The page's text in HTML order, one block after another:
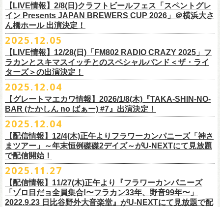
うつみようこ(Vo)
鈴木圭介(Vo)
ミスター小西(Vo)
奥野真哉(Key)
中森泰弘(G)
竹安堅一(G)
グレートマエカワ(B)
クハラカズユキ(Dr)
チケット料金：前売¥5,500(税込/ドリンク代別途要/整理番号付)
チケット発売日：2/11(水・祝)
問い合わせ：TOP BEAT CLUB
ー鹿児島アーティスト
人性補欠 / Tonto / その日暮らし / 花想い / Noisy Laf / 椿井紗代 / Wiθ /
Poly lism / DJ Msize /ともそだちBAND / +オーディショングランプリ
ーー
■チケット先行発売
・イープラス 12/29 12:00~
・WALK INN STUDIO！099-296-9888
・CAPARVOプレガイド 099-227-0337
その他詳細：オフィシャルホームページ
http://ongaku-heiya.com/walkinnfes/
オフィシャルSNS
・X：@WalkInnFes
・Instagram：walkinnfes
出演：Hump Back/四星球/フラワーカンパニーズ … and more!!
チケット料金：¥5,0OO(1F立ち見)¥6,0OO 1Drink別(2F指定席)
※1Drink別
※入場制限:4歳以上チケット必要
※チケット整理番号付き
＊チケット最速先行受付：2026年12月22日(月)20:00〜
https://eplus.jp/pon-walkthisway/
会場：岩手県二戸市九戸城跡https://www.city.ninohe.lg.jp/info/335
その他詳細：SaToMansion 公式サイト：https://satomansion.com/
日時：2026年4月11日(土) 16:30 OPEN / 17:00 START
会場：島根・出雲アポロ
出演：フラワーカンパニーズ、ザ50回転ズ
チケット料金：前売り 5,000円(ドリンク代別途)
※整理番号あり
※小学生以上有料、未就学児童入場不可
チケット発売：2026年1月31日(土)午前10時～
・イープラス https://eplus.jp/sf/
・出雲アポロ店頭
日時：2026年4月12日(日) 15:30 OPEN / 16:00 START
会場：徳島GRINDHOUSE
出演：フラワーカンパニーズ、ザ50回転ズ
チケット料金：前売り 5,000円(ドリンク代別途)
※整理番号あり
※小学生以上有料、未就学児童入場不可
チケット発売：2026年1月31日(土)午前10時～
イープラスhttps://eplus.jp/sf/detail/4450640001-P0030001
会場：奈良NEVER LAND
出演：フラワーカンパニーズ/SCOOBIE DO
チケット料金：前売り¥5.200(税込/D別/整理番号付)
一般チケット発売日：2026年3月8日(日)
問い合わせ：奈良NEVER LAND
日時：5月31日(日) 開場 15:30 / 開演 16:00
会場：岐阜柳ヶ瀬ANTS
出演フラワーカンパニーズ/SCOOBIE DO
チケット料金：前売り¥5.200(税込/D別/整理番号付)
一般チケット発売日：2026年3月8日(日)
問い合わせ：柳ヶ瀬アンツ
竹原ピストルさん（バンド編成）との対バンライブが決定！
◎竹原ピストル“ 竹原ピストルとフラワーカンパニーズのツーマンライブ”
日時：2026年2月18日（水）OPEN 18:15/START 19:00
会場：渋谷duo MUSIC EXCHANGE
出演： 竹原ピストル、フラワーカンパニーズ
竹原ピストルBand Member：
G・外園一馬
B・佐藤慎之介
Dr・伊藤哲平
Key・斎藤渉
チケット料金：スタンディング¥6,600（整理番号付き、税込、ドリンク
別）
一般発売日：未定
問合せ：SOGO TOKYO ☏03-3405-9999 (月-土 12:00～13:00 / 16:00～
19:00 ※日曜・祝日を除く)
2026年2月 「初恋の嵐 西山達郎生誕祭～初恋の嵐 カモンアゲイン!2026
～」開催ゲストボーカルとして、
鈴木圭介に出演が決定！
◎「初恋の嵐 西山達郎生誕祭～初恋の嵐 カモンアゲイン!2026～」
日時：2026年2月11日（祝）17:00開場 / 17:30開演
会場：東京新代田FEVER
出演：初恋の嵐
【ゲストミュージシャン】
guitar : 木暮晋也（Hicksville）/玉川裕高 key : 高野勲
【ゲストボーカル】
鈴木圭介（フラワーカンパニーズ）
安部コウセイ（HINTO,スパルタローカルズ）
岩崎慧（セカイイチ）
チケット料金：6500円+D代
チケット発売日：12/20（土） 正午（12時）
チケット受付url：https://t.livepocket.jp/e/cimv1
TOYOTA RAV4「LOVE FOREVER」篇
＊TOYOTA「RAV4」オフィシャルサイト：https://toyota.jp/rav4/
【Peatix URL】
https://peatix.com/event/4740570
【入場順】1.イープラス 2.Peatix
【問】TOP BEAT CLUB 03-6913-5433 info@topbeatclub.com
【LIVE情報】2/8(日)クラフトビールフェス「スペントグレ
イン Presents JAPAN BREWERS CUP 2026」＠横浜大さ
ん橋ホール 出演決定！
2026年2月6日(金)～8日(日)に横浜大さん橋ホールで開催する日本最大の
クラフトビールフェス
CUP 2026】にフラワーカンパニーズの出演が決定！
フラカンの出演は2/8(日)のみとなります。
どうぞお楽しみに！
2025.12.05
【LIVE情報】12/28(日)「FM802 RADIO CRAZY 2025」フ
ラカンとスキマスイッチとのスペシャルバンド＜ザ・ライ
ターズ＞の出演決定！
2025.12.04
【グレートマエカワ情報】2026/1/8(木)『TAKA-SHIN-NO-
BAR (たかしん no ばぁー) #7』出演決定！
MR.PAN (THE NEATBEATS) と奥野真哉 (SOUL FLOWER UNION)がホス
トを務める大人気BAR、『TAKA-SHIN-NO-BAR (たかしん no ばぁー)』
が次回は新春1月にオープン！お客様(ゲスト)を迎えてたっぷりと根掘り
葉掘り、口外無用の大爆笑トークをお届けする名トークイベント！
(ゲストを迎えての想い出ソング・セッション・コーナーもあり！？)
こちらのイベントにグレートマエカワが出演致します。
『TAKA-SHIN-NO-BAR (たかしん no ばぁー) #7』
2025.12.04
【配信情報】12/4(木)正午よりフラワーカンパニーズ「神さ
まツアー」～年末恒例磔磔2デイズ～がU-NEXTにて見放題
で配信開始！
2025.11.27
【配信情報】11/27(木)正午より『フラワーカンパニーズ
「ゾロ目だョ全員集合!〜フラカン33年、野音99年〜」
2022.9.23 日比谷野外大音楽堂』がU-NEXTにて見放題で配